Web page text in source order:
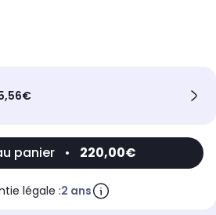
panier • 220,00€
légale :2 ans